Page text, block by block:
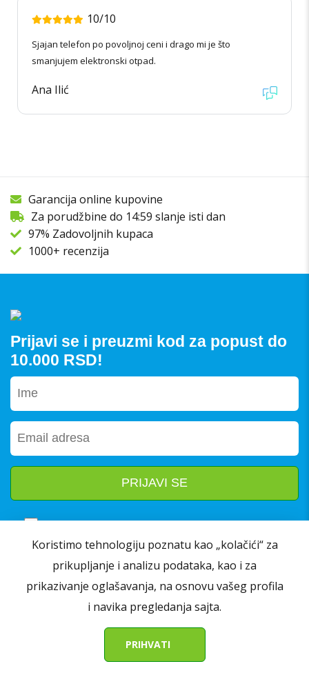
10/10
Sjajan telefon po povoljnoj ceni i drago mi je što
smanjujem elektronski otpad.
Ana Ilić
Garancija online kupovine
Za porudžbine do 14:59 slanje isti dan
97% Zadovoljnih kupaca
1000+ recenzija
Prijavi se i preuzmi kod za popust do
10.000 RSD!
Opštim uslovima poslovanjaiPravila o privatnosti
Koristimo tehnologiju poznatu kao „kolačići“ za
prikupljanje i analizu podataka, kao i za
prikazivanje oglašavanja, na osnovu vašeg profila
i navika pregledanja sajta.
PRIHVATI